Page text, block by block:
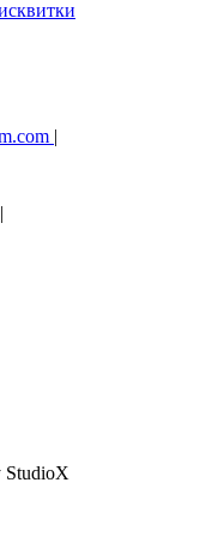
|
|
StudioX